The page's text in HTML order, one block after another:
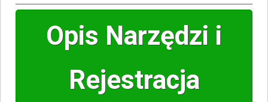
Opis Narzędzi i
Rejestracja